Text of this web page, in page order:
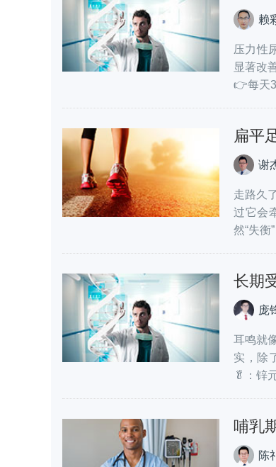
赖
压力性
显著改
👉每天
扁平
谢
走路久
过它会
然“失衡
长期
庞
耳鸣就
实，除
🥬：锌
哺乳
陈